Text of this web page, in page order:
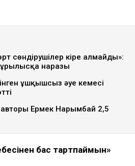
сөндірушілер кіре алмайды»:
наразы
ұшқышсыз әуе кемесі
Ермек Нарымбай 2,5
бас тартпаймын»